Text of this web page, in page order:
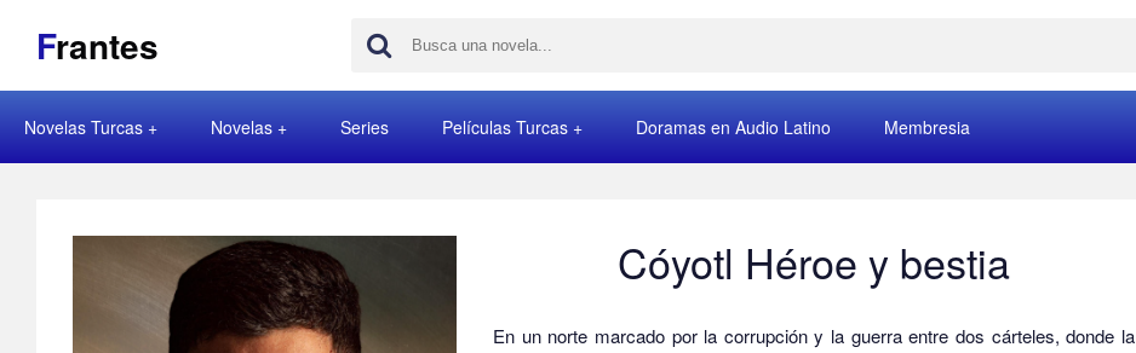
Frantes
Novelas Turcas Novelas Series Películas Turcas Doramas en Audio Latino Membresia
Cóyotl Héroe y bestia
En un norte marcado por la corrupción y la guerra entre dos cárteles, donde la